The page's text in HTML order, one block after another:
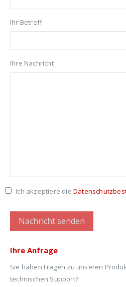
Ihr Betreff
Ihre Nachricht
Ich akzeptiere die
Ihre Anfrage
Sie haben Fragen zu unseren
technischen Support?